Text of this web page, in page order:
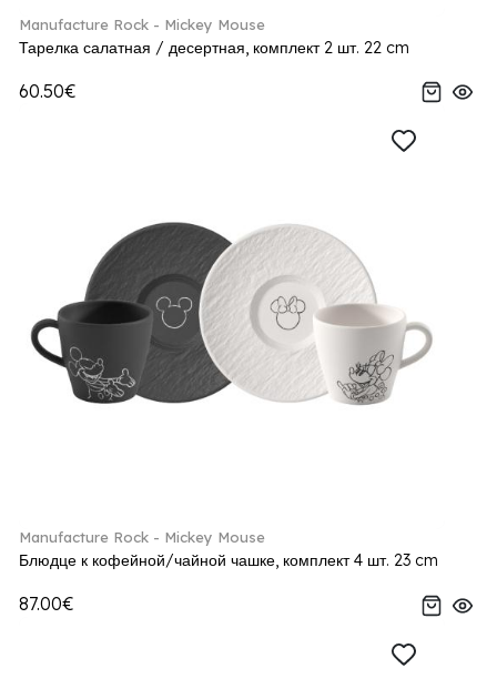
Manufacture Rock - Mickey Mouse
Тарелка салатная / десертная, комплект 2 шт. 22 cm
60.50€
Manufacture Rock - Mickey Mouse
Блюдце к кофейной/чайной чашке, комплект 4 шт. 23 cm
87.00€